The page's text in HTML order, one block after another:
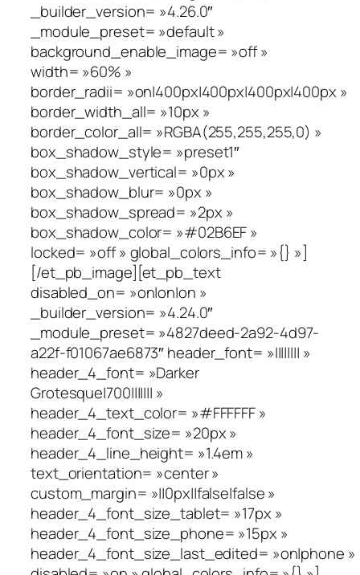
_builder_version= »4.26.0″
_module_preset= »default »
background_enable_image= »off »
width= »60% »
border_radii= »on|400px|400px|400px|400px »
border_width_all= »10px »
border_color_all= »RGBA(255,255,255,0) »
box_shadow_style= »preset1″
box_shadow_vertical= »0px »
box_shadow_blur= »0px »
box_shadow_spread= »2px »
box_shadow_color= »#02B6EF »
locked= »off » global_colors_info= »{} »]
[/et_pb_image][et_pb_text
disabled_on= »on|on|on »
_builder_version= »4.24.0″
_module_preset= »4827deed-2a92-4d97-
a22f-f01067ae6873″ header_font= »|||||||| »
header_4_font= »Darker
Grotesque|700||||||| »
header_4_text_color= »#FFFFFF »
header_4_font_size= »20px »
header_4_line_height= »1.4em »
text_orientation= »center »
custom_margin= »||0px||false|false »
header_4_font_size_tablet= »17px »
header_4_font_size_phone= »15px »
header_4_font_size_last_edited= »on|phone »